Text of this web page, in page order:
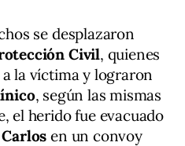
se desplazaron
Civil, quienes
la víctima y lograron
, según las mismas
el herido fue evacuado
en un convoy